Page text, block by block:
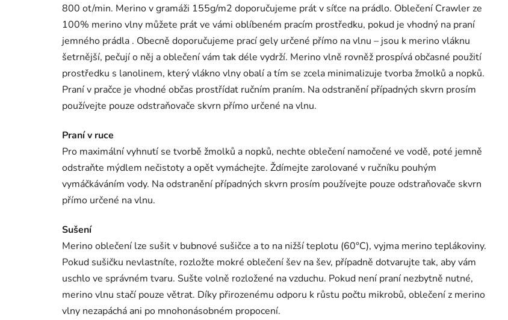
800 ot/min. Merino v gramáži 155g/m2 doporučujeme prát v síťce na prádlo. Oblečení Crawler ze
100% merino vlny můžete prát ve vámi oblíbeném pracím prostředku, pokud je vhodný na praní
jemného prádla . Obecně doporučujeme prací gely určené přímo na vlnu – jsou k merino vláknu
šetrnější, pečují o něj a oblečení vám tak déle vydrží. Merino vlně rovněž prospívá občasné použití
prostředku s lanolinem, který vlákno vlny obalí a tím se zcela minimalizuje tvorba žmolků a nopků.
Praní v pračce je vhodné občas prostřídat ručním praním. Na odstranění případných skvrn prosím
používejte pouze odstraňovače skvrn přímo určené na vlnu.
Praní v ruce
Pro maximální vyhnutí se tvorbě žmolků a nopků, nechte oblečení namočené ve vodě, poté jemně
odstraňte mýdlem nečistoty a opět vymáchejte. Ždímejte zarolované v ručníku pouhým
vymáčkáváním vody. Na odstranění případných skvrn prosím používejte pouze odstraňovače skvrn
přímo určené na vlnu.
Sušení
Merino oblečení lze sušit v bubnové sušičce a to na nižší teplotu (60°C), vyjma merino teplákoviny.
Pokud sušičku nevlastníte, rozložte mokré oblečení šev na šev, případně dotvarujte tak, aby vám
uschlo ve správném tvaru. Sušte volně rozložené na vzduchu. Pokud není praní nezbytně nutné,
merino vlnu stačí pouze větrat. Díky přirozenému odporu k růstu počtu mikrobů, oblečení z merino
vlny nezapáchá ani po mnohonásobném propocení.